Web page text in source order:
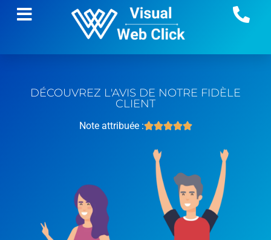
DÉCOUVREZ L'AVIS DE NOTRE FIDÈLE
CLIENT
Note attribuée :